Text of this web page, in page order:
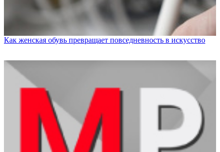
Как женская обувь превращает повседневность в искусство